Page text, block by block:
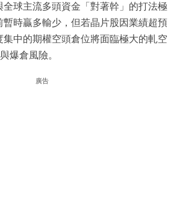
全球主流多頭資金「對著幹」的打法極
暫時贏多輸少，但若晶片股因業績超預
中的期權空頭倉位將面臨極大的軋空
爆倉風險。
廣告